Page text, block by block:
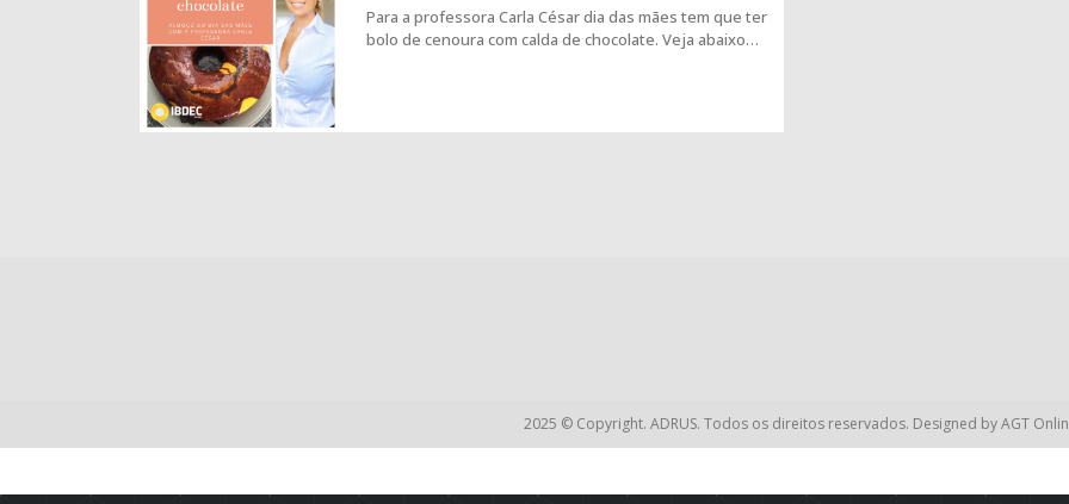
Para a professora Carla César dia das mães tem que ter
bolo de cenoura com calda de chocolate. Veja abaixo…
2025 © Copyright. ADRUS. Todos os direitos reservados. Designed byAGT